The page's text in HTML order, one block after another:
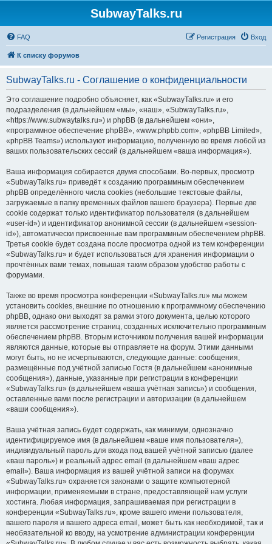
SubwayTalks.ru
FAQ Вход
Регистрация
К списку форумов
SubwayTalks.ru - Соглашение о конфиденциальности
Это соглашение подробно объясняет, как «SubwayTalks.ru» и его
подразделения (в дальнейшем «мы», «наш», «SubwayTalks.ru»,
«https://www.subwaytalks.ru») и phpBB (в дальнейшем «они»,
«программное обеспечение phpBB», «www.phpbb.com», «phpBB Limited»,
«phpBB Teams») используют информацию, полученную во время любой из
ваших пользовательских сессий (в дальнейшем «ваша информация»).
Ваша информация собирается двумя способами. Во-первых, просмотр
«SubwayTalks.ru» приведёт к созданию программным обеспечением
phpBB определённого числа cookies (небольшие текстовые файлы,
загружаемые в папку временных файлов вашего браузера). Первые две
cookie содержат только идентификатор пользователя (в дальнейшем
«user-id») и идентификатор анонимной сессии (в дальнейшем «session-
id»), автоматически присвоенные вам программным обеспечением phpBB.
Третья cookie будет создана после просмотра одной из тем конференции
«SubwayTalks.ru» и будет использоваться для хранения информации о
прочтённых вами темах, повышая таким образом удобство работы с
форумами.
Также во время просмотра конференции «SubwayTalks.ru» мы можем
установить cookies, внешние по отношению к программному обеспечению
phpBB, однако они выходят за рамки этого документа, целью которого
является рассмотрение страниц, созданных исключительно программным
обеспечением phpBB. Вторым источником получения вашей информации
являются данные, которые вы отправляете на форум. Этими данными
могут быть, но не исчерпываются, следующие данные: сообщения,
размещённые под учётной записью Гостя (в дальнейшем «анонимные
сообщения»), данные, указанные при регистрации в конференции
«SubwayTalks.ru» (в дальнейшем «ваша учётная запись») и сообщения,
оставленные вами после регистрации и авторизации (в дальнейшем
«ваши сообщения»).
Ваша учётная запись будет содержать, как минимум, однозначно
идентифицируемое имя (в дальнейшем «ваше имя пользователя»),
индивидуальный пароль для входа под вашей учётной записью (далее
«ваш пароль») и реальный адрес email (в дальнейшем «ваш адрес
email»). Ваша информация из вашей учётной записи на форумах
«SubwayTalks.ru» охраняется законами о защите компьютерной
информации, применяемыми в стране, предоставляющей нам услуги
хостинга. Любая информация, запрашиваемая при регистрации в
конференции «SubwayTalks.ru», кроме вашего имени пользователя,
вашего пароля и вашего адреса email, может быть как необходимой, так и
необязательной ко вводу, на усмотрение администрации конференции